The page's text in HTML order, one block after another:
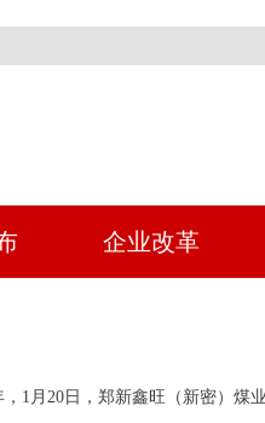
企业改革
20日，郑新鑫旺（新密）煤